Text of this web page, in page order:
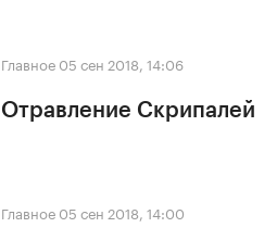
Главное 05 сен 2018, 14:06
Отравление Скрипалей
Главное 05 сен 2018, 14:00